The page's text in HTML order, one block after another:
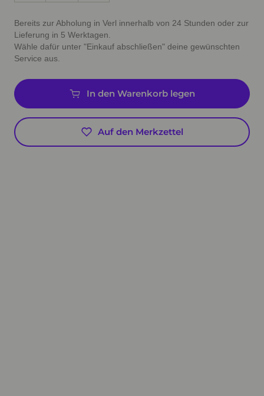
Bereits zur Abholung in Verl innerhalb von 24 Stunden oder zur
Lieferung in 5 Werktagen.
Wähle dafür unter "Einkauf abschließen" deine gewünschten
Service aus.
In den Warenkorb legen
Auf den Merkzettel